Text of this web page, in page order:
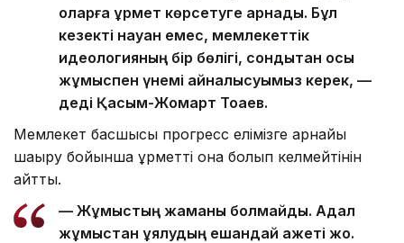
оларға құрмет көрсетуге арнадық. Бұл
кезекті науқан емес, мемлекеттік
идеологияның бір бөлігі, сондықтан осы
жұмыспен үнемі айналысуымыз керек, —
деді Қасым-Жомарт Тоқаев.
Мемлекет басшысы прогресс елімізге арнайы
шақыру бойынша құрметті қонақ болып келмейтінін
айтты.
— Жұмыстың жаманы болмайды. Адал
жұмыстан ұялудың ешқандай қажеті жоқ.